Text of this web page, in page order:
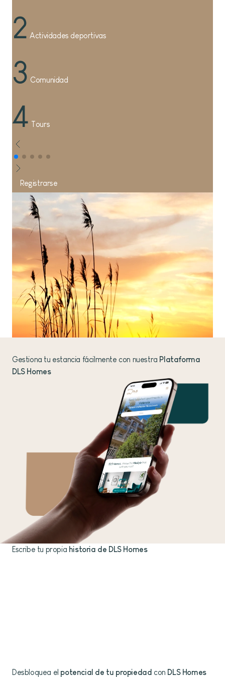
2 Actividades deportivas
3 Comunidad
4 Tours
Registrarse
Gestiona tu estancia fácilmente con nuestra Plataforma
DLS Homes
Escribe tu propia historia de DLS Homes
Desbloquea el potencial de tu propiedad con DLS Homes